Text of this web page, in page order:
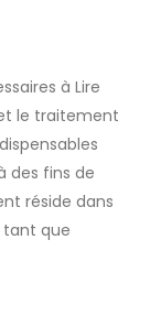
à Lire
le traitement
des fins de
réside dans
tant que